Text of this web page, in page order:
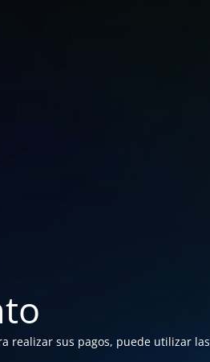
realizar sus pagos, puede utilizar las